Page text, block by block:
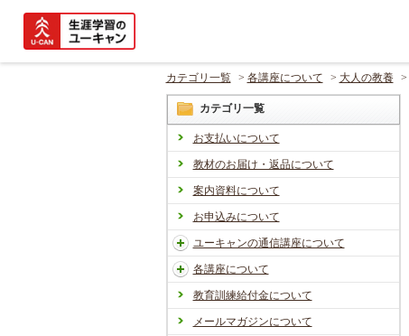
カテゴリ一覧 > 各講座について > 大人の教養 >
カテゴリ一覧
お支払いについて
教材のお届け・返品について
案内資料について
お申込みについて
ユーキャンの通信講座について
各講座について
教育訓練給付金について
メールマガジンについて